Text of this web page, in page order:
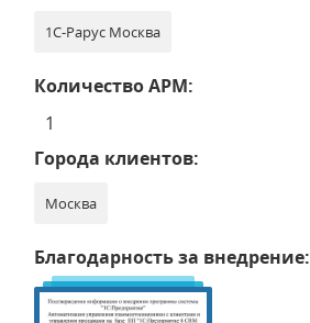
1С-Рарус Москва
Количество АРМ:
1
Города клиентов:
Москва
Благодарность за внедрение: